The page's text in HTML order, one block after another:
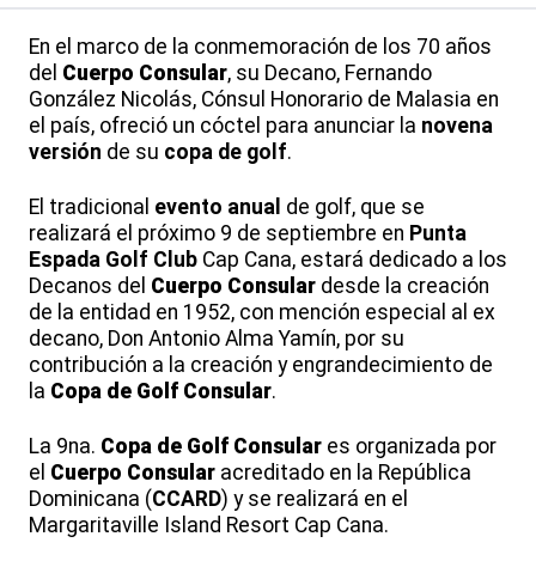
En el marco de la conmemoración de los 70 años
del Cuerpo Consular, su Decano, Fernando
González Nicolás, Cónsul Honorario de Malasia en
el país, ofreció un cóctel para anunciar la novena
versión de su copa de golf.
El tradicional evento anual de golf, que se
realizará el próximo 9 de septiembre en Punta
Espada Golf Club Cap Cana, estará dedicado a los
Decanos del Cuerpo Consular desde la creación
de la entidad en 1952, con mención especial al ex
decano, Don Antonio Alma Yamín, por su
contribución a la creación y engrandecimiento de
la Copa de Golf Consular.
La 9na. Copa de Golf Consular es organizada por
el Cuerpo Consular acreditado en la República
Dominicana (CCARD) y se realizará en el
Margaritaville Island Resort Cap Cana.